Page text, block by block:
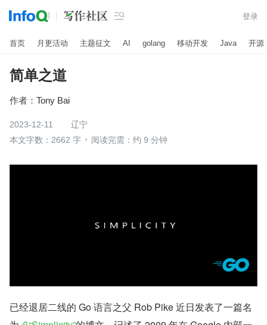
 登录
首页 月更活动 主题征文 AI golang 移动开发 Java 开源
简单之道
作者： Tony Bai
2023-12-11
辽宁
本文字数：2662 字
阅读完需：约 9 分钟
已经退居二线的 Go 语言之父 Rob Pike 近日发表了一篇名